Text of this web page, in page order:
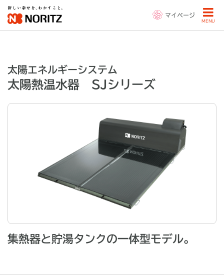
マイページ
MENU
太陽エネルギーシステム
太陽熱温水器 SJシリーズ
集熱器と貯湯タンクの一体型モデル。